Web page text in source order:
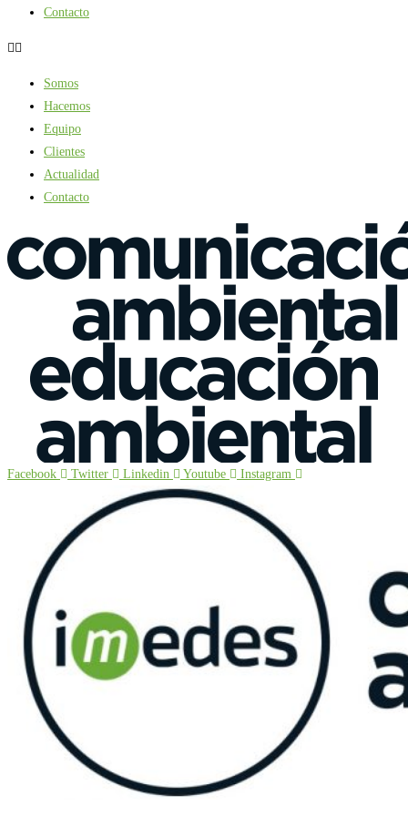
Contacto
Somos
Hacemos
Equipo
Clientes
Actualidad
Contacto
Facebook Twitter Linkedin Youtube Instagram